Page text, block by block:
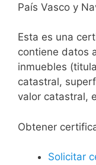
País Vasco y
Esta es una
contiene datos
inmuebles
catastral,
valor catastral,
Obtener
Solicitar